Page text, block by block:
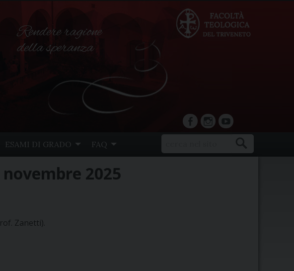
Rendere ragione
della speranza
facebookInstagram
YouTube
ESAMI DI GRADO FAQ
2025
Zanetti).